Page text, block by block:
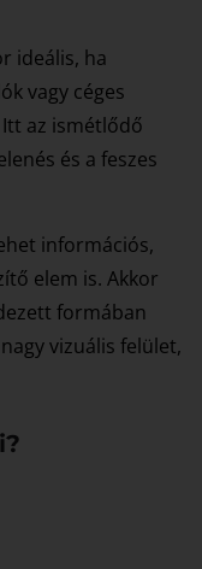
ideális, ha
vagy céges
az ismétlődő
és a feszes
információs,
elem is. Akkor
formában
vizuális felület,